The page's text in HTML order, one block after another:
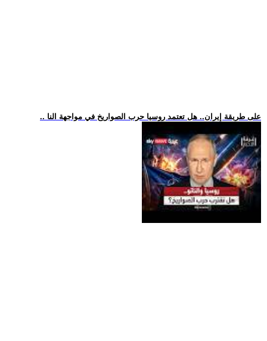
.. على طريقة إيران.. هل تعتمد روسيا حرب الصواريخ في مواجهة النا